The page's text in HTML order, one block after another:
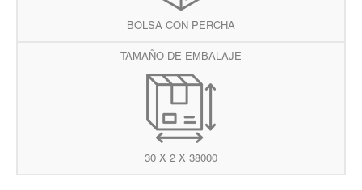
BOLSA CON PERCHA
TAMAÑO DE EMBALAJE
30 X 2 X 38000